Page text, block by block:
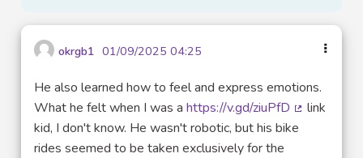
okrgb1 01/09/2025 04:25
He also learned how to feel and express emotions.
What he felt when I was a https://v.gd/ziuPfD
(Lien
link
kid, I don't know. He wasn't robotic, but his bike
rides seemed to be taken exclusively for the